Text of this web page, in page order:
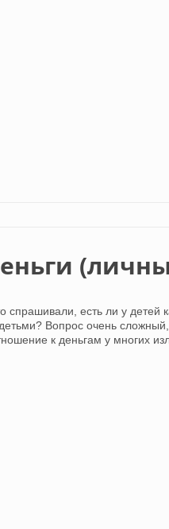
спрашивали, есть ли у детей
Вопрос очень
к деньгам у многих